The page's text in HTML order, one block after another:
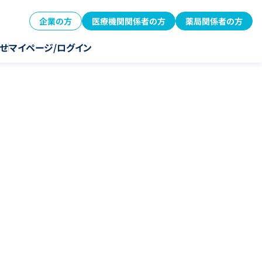
企業の方 医療機関関係者の方 薬局関係者の方
マイページ/ログイン